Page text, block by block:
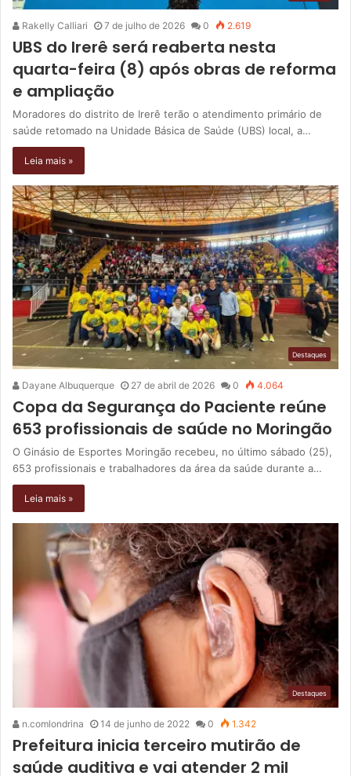
Rakelly Calliari 7 de julho de 2026 0 2.619
UBS do Irerê será reaberta nesta
quarta-feira (8) após obras de reforma
e ampliação
Moradores do distrito de Irerê terão o atendimento primário de
saúde retomado na Unidade Básica de Saúde (UBS) local, a…
Leia mais »
Destaques
Dayane Albuquerque 27 de abril de 2026 0 4.064
Copa da Segurança do Paciente reúne
653 profissionais de saúde no Moringão
O Ginásio de Esportes Moringão recebeu, no último sábado (25),
653 profissionais e trabalhadores da área da saúde durante a…
Leia mais »
Destaques
n.comlondrina 14 de junho de 2022 0 1.342
Prefeitura inicia terceiro mutirão de
saúde auditiva e vai atender 2 mil